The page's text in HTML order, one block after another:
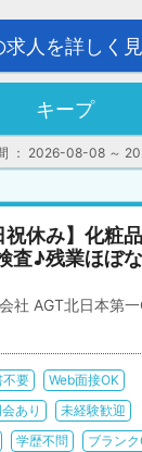
： 2026-08-08 ～
求人を詳しく
キープ
祝休み】化粧
査♪残業ほぼ
社 AGT北日本第
不要
Web面接OK
あり
未経験歓迎
学歴不問 ブラン